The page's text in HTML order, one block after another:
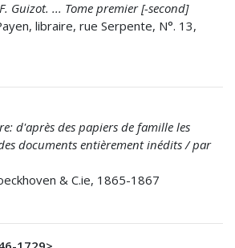
Guizot. ... Tome premier [-second]
libraire, rue Serpente, N°. 13,
d'après des papiers de famille les
documents entièrement inédits / par
& C.ie, 1865-1867